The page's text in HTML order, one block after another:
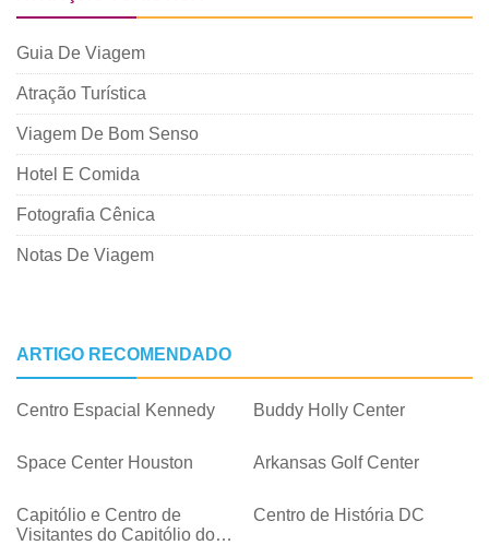
Guia De Viagem
Atração Turística
Viagem De Bom Senso
Hotel E Comida
Fotografia Cênica
Notas De Viagem
ARTIGO RECOMENDADO
Centro Espacial Kennedy Buddy Holly Center
Space Center Houston Arkansas Golf Center
Capitólio e Centro de
Visitantes do Capitólio dos
Centro de História DC